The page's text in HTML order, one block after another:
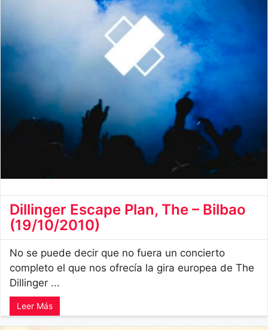
Dillinger Escape Plan, The – Bilbao
(19/10/2010)
No se puede decir que no fuera un concierto
completo el que nos ofrecía la gira europea de The
Dillinger ...
Leer Más